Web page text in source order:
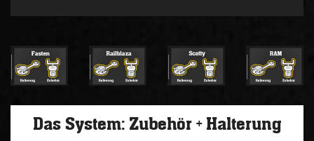
Das System: Zubehör + Halterung